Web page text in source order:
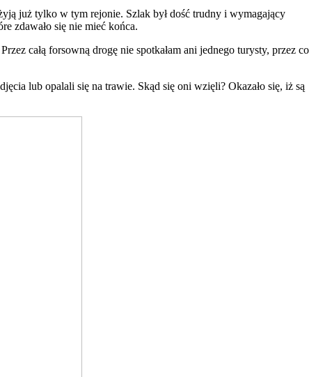
już tylko w tym rejonie. Szlak był dość trudny i wymagający
zdawało się nie mieć końca.
całą forsowną drogę nie spotkałam ani jednego turysty, przez co
lub opalali się na trawie. Skąd się oni wzięli? Okazało się, iż są